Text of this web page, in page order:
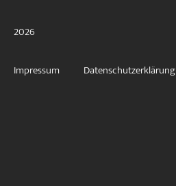
2026
Impressum Datenschutzerklärung